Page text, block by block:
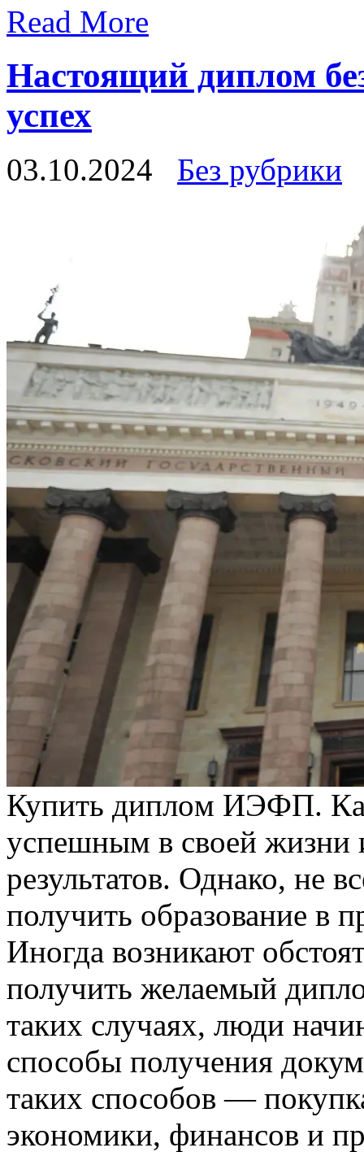
Read More
Настоящий диплом
успех
03.10.2024 Без рубрики
Купить диплoм ИЭФП.
успешным в своей жизни
результатов. Однако, не
получить образование в
Иногда возникают
получить желаемый
таких случаях, люди
способы получения
таких способов —
экономики, финансов и